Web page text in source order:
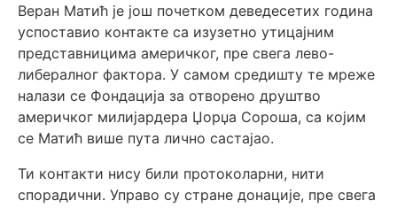
Веран Матић је још почетком деведесетих година
успоставио контакте са изузетно утицајним
представницима америчког, пре свега лево-
либералног фактора. У самом средишту те мреже
налази се Фондација за отворено друштво
америчког милијардера Џорџа Сороша, са којим
се Матић више пута лично састајао.
Ти контакти нису били протоколарни, нити
спорадични. Управо су стране донације, пре свега